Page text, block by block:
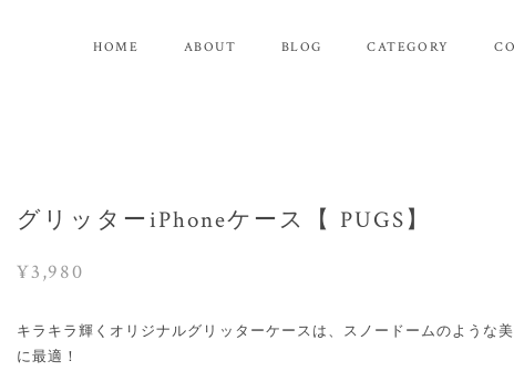
HOME ABOUT BLOG CATEGORY
グリッターiPhoneケース【 PUGS】
¥3,980
キラキラ輝くオリジナルグリッターケースは、スノードームのような
に最適！